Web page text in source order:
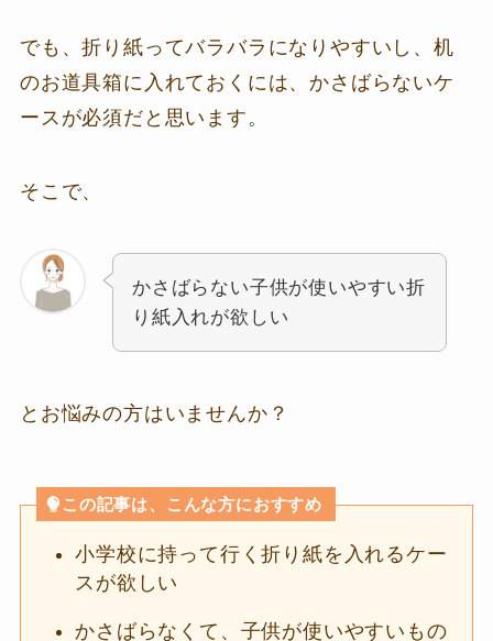
でも、折り紙ってバラバラになりやすいし、机
のお道具箱に入れておくには、かさばらないケ
ースが必須だと思います。
そこで、
かさばらない子供が使いやすい折
り紙入れが欲しい
とお悩みの方はいませんか？
この記事は、こんな方におすすめ
小学校に持って行く折り紙を入れるケー
スが欲しい
かさばらなくて、子供が使いやすいもの